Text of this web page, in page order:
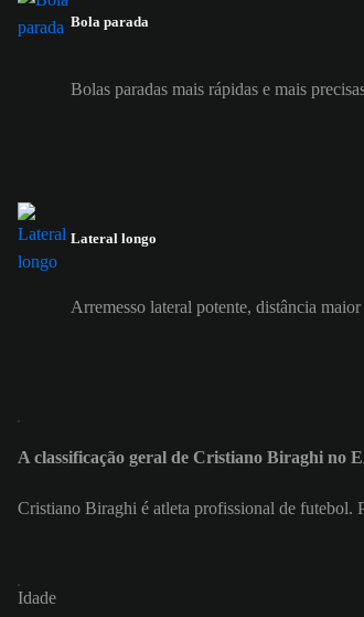
Bola parada
Bolas paradas mais rápidas e mais
Lateral longo
Arremesso lateral potente, distância maior
A classificação geral de Cristiano Biraghi no
Cristiano Biraghi é atleta profissional de futebol.
Idade